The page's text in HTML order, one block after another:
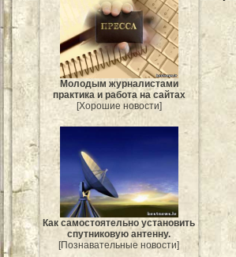
Молодым журналистами
практика и работа на сайтах
[Хорошие новости]
Как самостоятельно установить
спутниковую антенну.
[Познавательные новости]